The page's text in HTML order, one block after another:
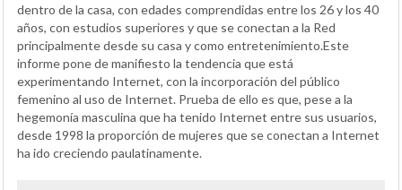
dentro de la casa, con edades comprendidas entre los 26 y los 40
años, con estudios superiores y que se conectan a la Red
principalmente desde su casa y como entretenimiento.Este
informe pone de manifiesto la tendencia que está
experimentando Internet, con la incorporación del público
femenino al uso de Internet. Prueba de ello es que, pese a la
hegemonía masculina que ha tenido Internet entre sus usuarios,
desde 1998 la proporción de mujeres que se conectan a Internet
ha ido creciendo paulatinamente.